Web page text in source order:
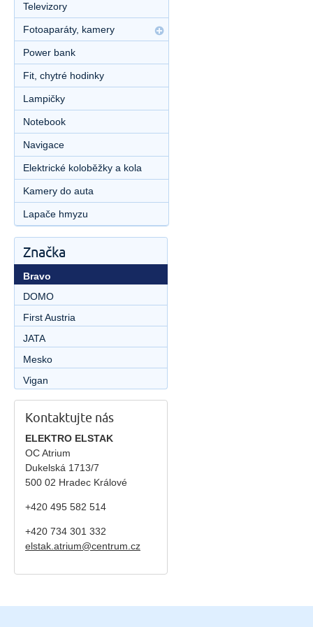
Televizory
Fotoaparáty, kamery
Power bank
Fit, chytré hodinky
Lampičky
Notebook
Navigace
Elektrické koloběžky a kola
Kamery do auta
Lapače hmyzu
Značka
Bravo
DOMO
First Austria
JATA
Mesko
Vigan
Kontaktujte nás
ELEKTRO ELSTAK
OC Atrium
Dukelská 1713/7
500 02 Hradec Králové
+420 495 582 514
+420 734 301 332
elstak.atrium@centrum.cz